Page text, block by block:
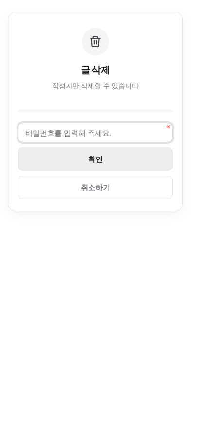
글 삭제
작성자만 삭제할 수 있습니다
취소하기